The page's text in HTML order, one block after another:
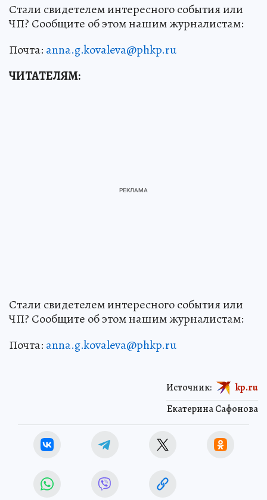
Стали свидетелем интересного события или
ЧП? Сообщите об этом нашим журналистам:
Почта: anna.g.kovaleva@phkp.ru
ЧИТАТЕЛЯМ:
Стали свидетелем интересного события или
ЧП? Сообщите об этом нашим журналистам:
Почта: anna.g.kovaleva@phkp.ru
Екатерина Сафонова
Источник: kp.ru